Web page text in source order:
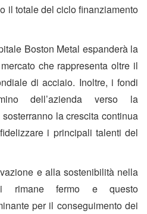
il totale del ciclo finanziamento
Boston Metal espanderà la
che rappresenta oltre il
di acciaio. Inoltre, i fondi
dell’azienda verso la
la crescita continua
i principali talenti del
e alla sostenibilità nella
rimane fermo e questo
per il conseguimento dei